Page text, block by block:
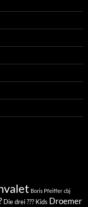
Boris Pfeiffer cbj
Die drei ??? Kids Droemer